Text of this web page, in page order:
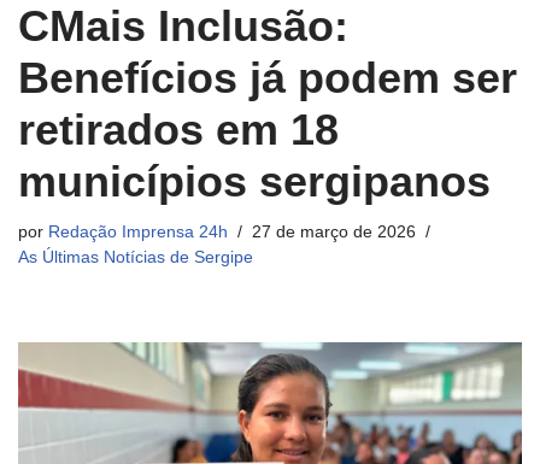
CMais Inclusão:
Benefícios já podem ser
retirados em 18
municípios sergipanos
por Redação Imprensa 24h
27 de março de 2026
As Últimas Notícias de Sergipe